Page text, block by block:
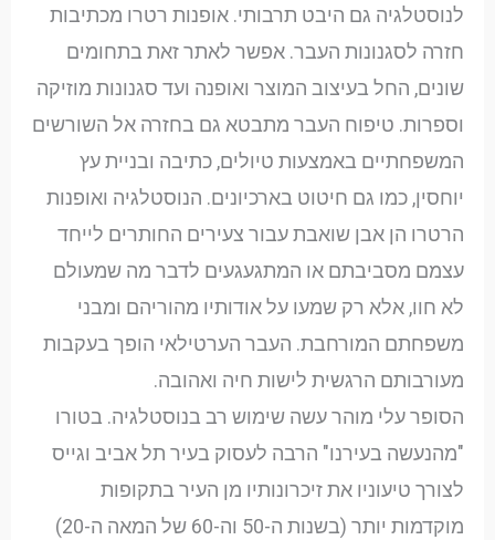
לנוסטלגיה גם היבט תרבותי. אופנות רטרו מכתיבות
חזרה לסגנונות העבר. אפשר לאתר זאת בתחומים
שונים, החל בעיצוב המוצר ואופנה ועד סגנונות מוזיקה
וספרות. טיפוח העבר מתבטא גם בחזרה אל השורשים
המשפחתיים באמצעות טיולים, כתיבה ובניית עץ
יוחסין, כמו גם חיטוט בארכיונים. הנוסטלגיה ואופנות
הרטרו הן אבן שואבת עבור צעירים החותרים לייחד
עצמם מסביבתם או המתגעגעים לדבר מה שמעולם
לא חוו, אלא רק שמעו על אודותיו מהוריהם ומבני
משפחתם המורחבת. העבר הערטילאי הופך בעקבות
מעורבותם הרגשית לישות חיה ואהובה.
הסופר עלי מוהר עשה שימוש רב בנוסטלגיה. בטורו
"מהנעשה בעירנו" הרבה לעסוק בעיר תל אביב וגייס
לצורך טיעוניו את זיכרונותיו מן העיר בתקופות
מוקדמות יותר (בשנות ה-50 וה-60 של המאה ה-20)